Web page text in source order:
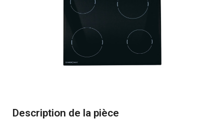
Description de la pièce